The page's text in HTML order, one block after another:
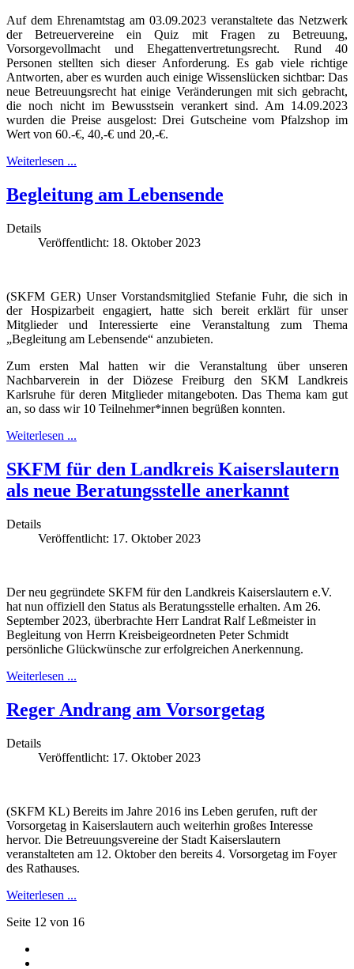
Auf dem Ehrenamtstag am 03.09.2023 veranstaltete das Netzwerk
der Betreuervereine ein Quiz mit Fragen zu Betreuung,
Vorsorgevollmacht und Ehegattenvertretungsrecht. Rund 40
Personen stellten sich dieser Anforderung. Es gab viele richtige
Antworten, aber es wurden auch einige Wissenslücken sichtbar: Das
neue Betreuungsrecht hat einige Veränderungen mit sich gebracht,
die noch nicht im Bewusstsein verankert sind. Am 14.09.2023
wurden die Preise ausgelost: Drei Gutscheine vom Pfalzshop im
Wert von 60.-€, 40,-€ und 20,-€.
Weiterlesen ...
Begleitung am Lebensende
Details
Veröffentlicht: 18. Oktober 2023
(SKFM GER) Unser Vorstandsmitglied Stefanie Fuhr, die sich in
der Hospizarbeit engagiert, hatte sich bereit erklärt für unser
Mitglieder und Interessierte eine Veranstaltung zum Thema
„Begleitung am Lebensende“ anzubieten.
Zum ersten Mal hatten wir die Veranstaltung über unseren
Nachbarverein in der Diözese Freiburg den SKM Landkreis
Karlsruhe für deren Mitglieder mitangeboten. Das Thema kam gut
an, so dass wir 10 Teilnehmer*innen begrüßen konnten.
Weiterlesen ...
SKFM für den Landkreis Kaiserslautern
als neue Beratungsstelle anerkannt
Details
Veröffentlicht: 17. Oktober 2023
Der neu gegründete SKFM für den Landkreis Kaiserslautern e.V.
hat nun offiziell den Status als Beratungsstelle erhalten. Am 26.
September 2023, überbrachte Herr Landrat Ralf Leßmeister in
Begleitung von Herrn Kreisbeigeordneten Peter Schmidt
persönliche Glückwünsche zur erfolgreichen Anerkennung.
Weiterlesen ...
Reger Andrang am Vorsorgetag
Details
Veröffentlicht: 17. Oktober 2023
(SKFM KL) Bereits im Jahre 2016 ins Leben gerufen, ruft der
Vorsorgetag in Kaiserslautern auch weiterhin großes Interesse
hervor. Die Betreuungsvereine der Stadt Kaiserslautern
veranstalteten am 12. Oktober den bereits 4. Vorsorgetag im Foyer
des Rathauses.
Weiterlesen ...
Seite 12 von 16